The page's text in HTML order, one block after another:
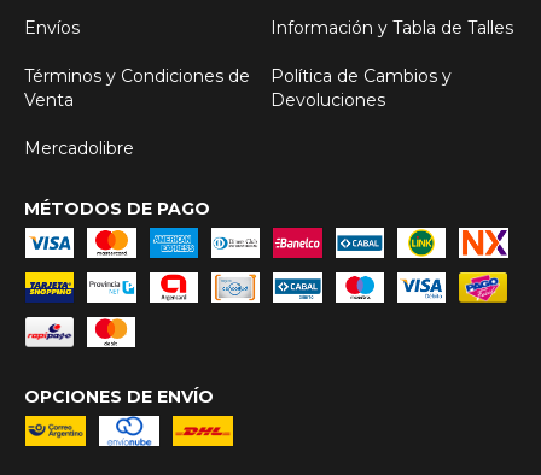
Envíos
Información y Tabla de Talles
Términos y Condiciones de
Venta
Política de Cambios y
Devoluciones
Mercadolibre
MÉTODOS DE PAGO
OPCIONES DE ENVÍO